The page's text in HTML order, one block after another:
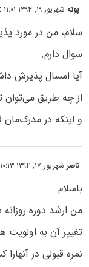
پونهشهریور ۱۹, ۱۳۹۴ at ۱۱:۰۱ ب٫ظ
سلام، من در مورد
سوال دارم.
آیا امسال پذیرش
از چه طریق
و اینکه در
ناصر شهریور ۱۷, ۱۳۹۴ at ۱۰:۱۳ ب٫ظ
باسلام
من ارشد دوره
تغییر آن به
نمره قبولی در